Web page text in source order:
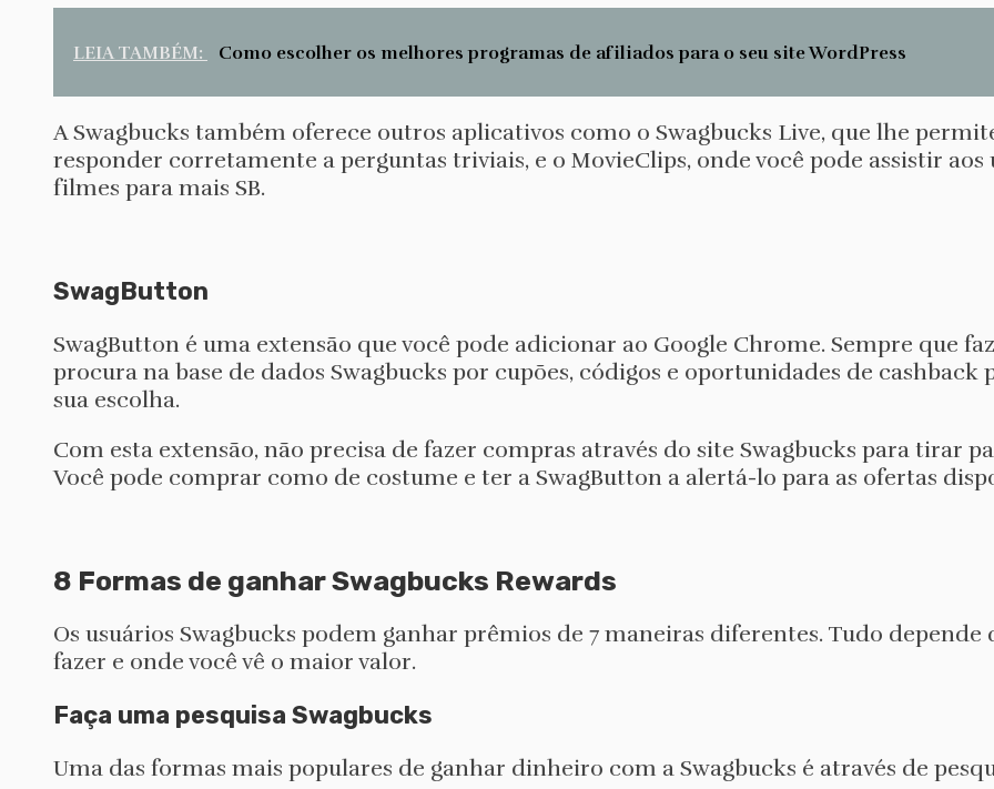
LEIA TAMBÉM: Como escolher os melhores programas de afiliados para o seu site WordPress
A Swagbucks também oferece outros aplicativos como o Swagbucks Live, que lhe
responder corretamente a perguntas triviais, e o MovieClips, onde você pode assistir
filmes para mais SB.
SwagButton
SwagButton é uma extensão que você pode adicionar ao Google Chrome. Sempre que
procura na base de dados Swagbucks por cupões, códigos e oportunidades de cashback
sua escolha.
Com esta extensão, não precisa de fazer compras através do site Swagbucks para tirar
Você pode comprar como de costume e ter a SwagButton a alertá-lo para as ofertas
8 Formas de ganhar Swagbucks Rewards
Os usuários Swagbucks podem ganhar prêmios de 7 maneiras diferentes. Tudo depende
fazer e onde você vê o maior valor.
Faça uma pesquisa Swagbucks
Uma das formas mais populares de ganhar dinheiro com a Swagbucks é através de